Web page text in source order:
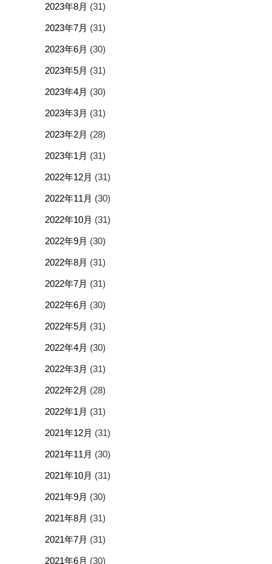
2023年8月 (31)
2023年7月 (31)
2023年6月 (30)
2023年5月 (31)
2023年4月 (30)
2023年3月 (31)
2023年2月 (28)
2023年1月 (31)
2022年12月 (31)
2022年11月 (30)
2022年10月 (31)
2022年9月 (30)
2022年8月 (31)
2022年7月 (31)
2022年6月 (30)
2022年5月 (31)
2022年4月 (30)
2022年3月 (31)
2022年2月 (28)
2022年1月 (31)
2021年12月 (31)
2021年11月 (30)
2021年10月 (31)
2021年9月 (30)
2021年8月 (31)
2021年7月 (31)
2021年6月 (30)